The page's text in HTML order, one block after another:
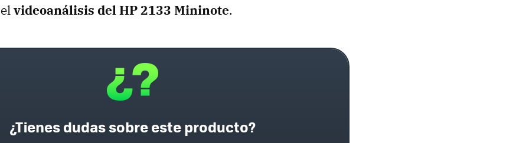
videoanálisis del HP 2133 Mininote.
¿Tienes dudas sobre este producto?